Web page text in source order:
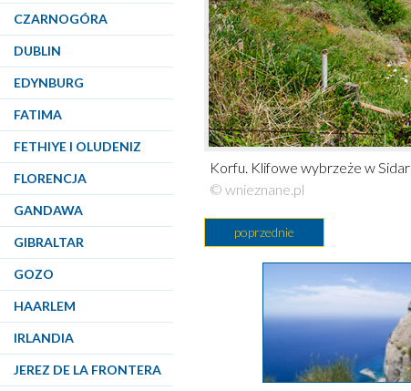
CZARNOGÓRA
DUBLIN
EDYNBURG
FATIMA
FETHIYE I OLUDENIZ
FLORENCJA
GANDAWA
GIBRALTAR
GOZO
HAARLEM
IRLANDIA
JEREZ DE LA FRONTERA
Korfu. Klifowe wybrzeże w
© wnieznane.pl
poprzednie